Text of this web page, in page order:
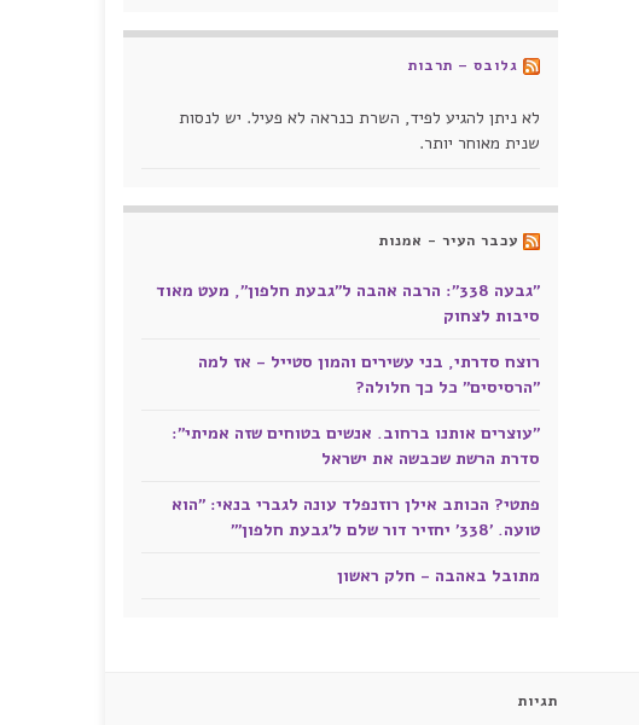
גלובס – תרבות
לא ניתן להגיע לפיד, השרת כנראה לא פעיל. יש לנסות
שנית מאוחר יותר.
עכבר העיר - אמנות
"גבעה 338": הרבה אהבה ל"גבעת חלפון", מעט מאוד
סיבות לצחוק
רוצח סדרתי, בני עשירים והמון סטייל - אז למה
"הרסיסים" כל כך חלולה?
"עוצרים אותנו ברחוב. אנשים בטוחים שזה אמיתי":
סדרת הרשת שכבשה את ישראל
פתטי? הכותב אילן רוזנפלד עונה לגברי בנאי: "הוא
טועה. '338' יחזיר דור שלם ל'גבעת חלפון'"
מתובל באהבה - חלק ראשון
תגיות